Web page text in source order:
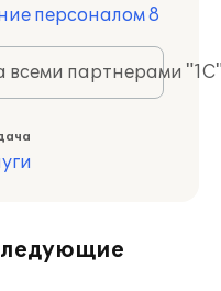
персоналом 8
всеми партнерами